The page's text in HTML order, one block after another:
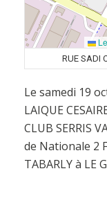
RUE SADI
Le samedi 19
LAIQUE
CLUB SERRIS
de Nationale 2
TABARLY à LE